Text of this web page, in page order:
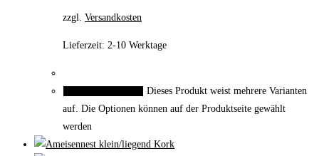
zzgl. Versandkosten
Lieferzeit: 2-10 Werktage
Dieses Produkt weist mehrere Varianten
auf. Die Optionen können auf der Produktseite gewählt
werden